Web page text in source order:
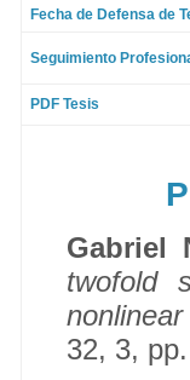
Fecha de Defensa de
Seguimiento
PDF Tesis
Gabriel
twofold
32, 3,